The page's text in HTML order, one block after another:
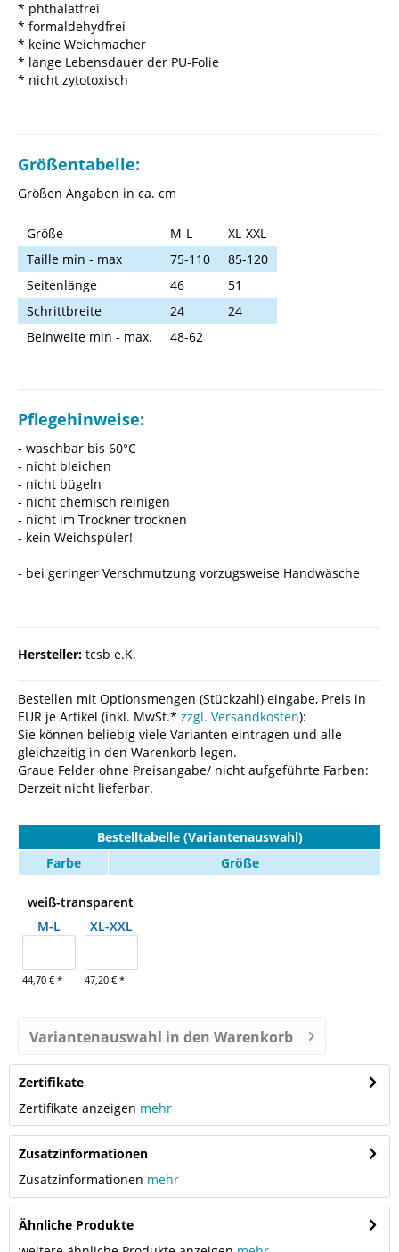
* phthalatfrei
* formaldehydfrei
* keine Weichmacher
* lange Lebensdauer der PU-Folie
* nicht zytotoxisch
Größentabelle:
Größen Angaben in ca. cm
Größe M-L
XL-XXL
Taille min - max
75-110
85-120
Seitenlänge
46
51
Schrittbreite
24
24
Beinweite min - max.
48-62
Pflegehinweise:
- waschbar bis 60°C
- nicht bleichen
- nicht bügeln
- nicht chemisch reinigen
- nicht im Trockner trocknen
- kein Weichspüler!
- bei geringer Verschmutzung vorzugsweise Handwäsche
Hersteller: tcsb e.K.
Bestellen mit Optionsmengen (Stückzahl) eingabe, Preis in
EUR je Artikel (inkl. MwSt.* zzgl. Versandkosten):
Sie können beliebig viele Varianten eintragen und alle
gleichzeitig in den Warenkorb legen.
Graue Felder ohne Preisangabe/ nicht aufgeführte Farben:
Derzeit nicht lieferbar.
Bestelltabelle (Variantenauswahl)
Farbe
Größe
weiß-transparent
M-L
44,70 € *
XL-XXL
47,20 € *
Variantenauswahl in den Warenkorb
Zertifikate
Zertifikate anzeigen mehr
Zusatzinformationen
Zusatzinformationen mehr
Ähnliche Produkte